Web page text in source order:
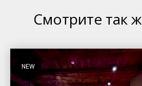
Смотрите так
NEW